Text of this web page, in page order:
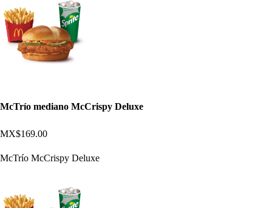
McTrío mediano McCrispy Deluxe
MX$169.00
McTrío McCrispy Deluxe